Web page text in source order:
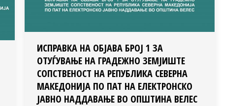
ИСПРАВКА НА ОБЈАВА БРОЈ 1 ЗА
ОТУЃУВАЊЕ НА ГРАДЕЖНО ЗЕМЈИШТЕ
СОПСТВЕНОСТ НА РЕПУБЛИКА СЕВЕРНА
МАКЕДОНИЈА ПО ПАТ НА ЕЛЕКТРОНСКО
ЈАВНО НАДДАВАЊЕ ВО ОПШТИНА ВЕЛЕС